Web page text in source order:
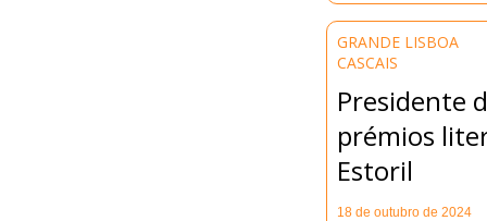
GRANDE LISBOA
CASCAIS
Presidente
prémios
Estoril
18 de outubro de 2024